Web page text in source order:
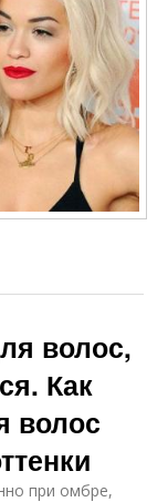
волос,
Как
волос
при омбре,